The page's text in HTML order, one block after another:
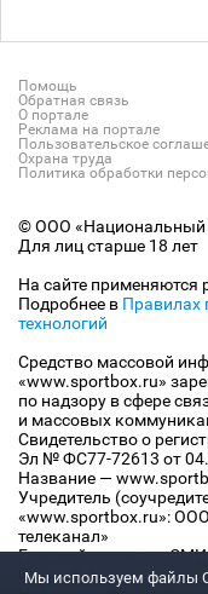
Помощь
Обратная связь
О портале
Реклама на портале
Пользовательское
Охрана труда
Политика обработки
© ООО «Национальный
Для лиц старше 18 лет
На сайте применяются
Подробнее в Правилах
технологий
Средство массовой
«www.sportbox.ru»
по надзору в сфере
и массовых
Свидетельство о
Эл № ФС77-72613 от
Название —
Учредитель
«www.sportbox.ru»:
телеканал»
Главный редактор СМИ
Конов В.А.
Мы используем файлы